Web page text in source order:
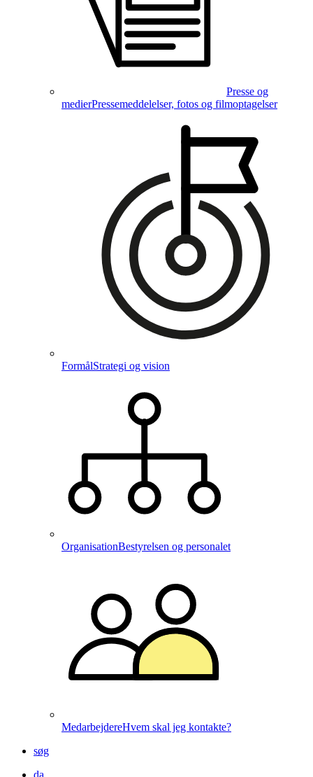
Presse og
medierPressemeddelelser, fotos og filmoptagelser
FormålStrategi og vision
OrganisationBestyrelsen og personalet
MedarbejdereHvem skal jeg kontakte?
søg